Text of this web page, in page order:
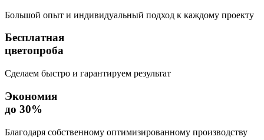
Большой опыт и индивидуальный подход к каждому проекту
Бесплатная
цветопроба
Сделаем быстро и гарантируем результат
Экономия
до 30%
Благодаря собственному оптимизированному производству